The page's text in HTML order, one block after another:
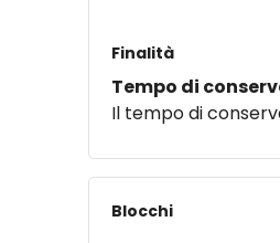
Finalità
Tempo di
Il tempo di
Blocchi